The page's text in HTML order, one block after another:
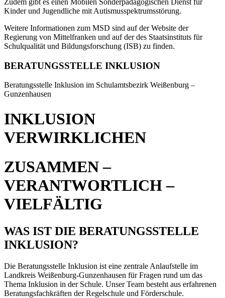
Kinder und Jugendliche mit Autismusspektrumsstörung.
Weitere Informationen zum MSD sind auf der Website der
Regierung von Mittelfranken und auf der des Staatsinstituts für
Schulqualität und Bildungsforschung (ISB) zu finden.
BERATUNGSSTELLE INKLUSION
Beratungsstelle Inklusion im Schulamtsbezirk Weißenburg –
Gunzenhausen
INKLUSION
VERWIRKLICHEN
ZUSAMMEN –
VERANTWORTLICH –
VIELFÄLTIG
WAS IST DIE BERATUNGSSTELLE
INKLUSION?
Die Beratungsstelle Inklusion ist eine zentrale Anlaufstelle im
Landkreis Weißenburg-Gunzenhausen für Fragen rund um das
Thema Inklusion in der Schule. Unser Team besteht aus erfahrenen
Beratungsfachkräften der Regelschule und Förderschule.